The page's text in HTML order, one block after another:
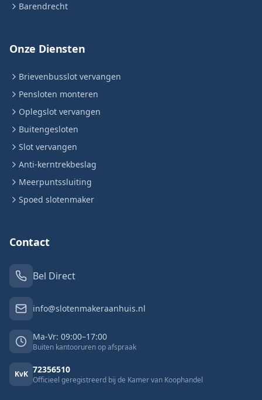
Barendrecht
Onze Diensten
Brievenbusslot vervangen
Pensloten monteren
Oplegslot vervangen
Buitengesloten
Slot vervangen
Anti-kerntrekbeslag
Meerpuntssluiting
Spoed slotenmaker
Contact
Bel Direct
info@slotenmakeraanhuis.nl
Ma-Vr: 09:00–17:00
Buiten kantooruren op afspraak
KvK 72356510
Officieel geregistreerd bij de Kamer van Koophandel